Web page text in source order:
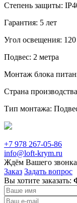
Степень защиты:
Гарантия: 5 лет
Угол освещения: 120
Подвес: 2 метра
Монтаж блока
Страна
Тип монтажа:
+7 978 267-05-86
info@loft-krym.ru
Ждём Вашего
Заказ Задать вопрос
Вы хотите заказать: